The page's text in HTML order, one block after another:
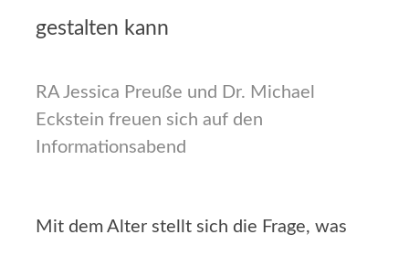
gestalten kann
RA Jessica Preuße und Dr. Michael
Eckstein freuen sich auf den
Informationsabend
Mit dem Alter stellt sich die Frage, was